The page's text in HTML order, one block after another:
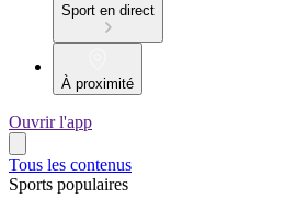
Sport en direct
À proximité
Ouvrir l'app
Tous les contenus
Sports populaires